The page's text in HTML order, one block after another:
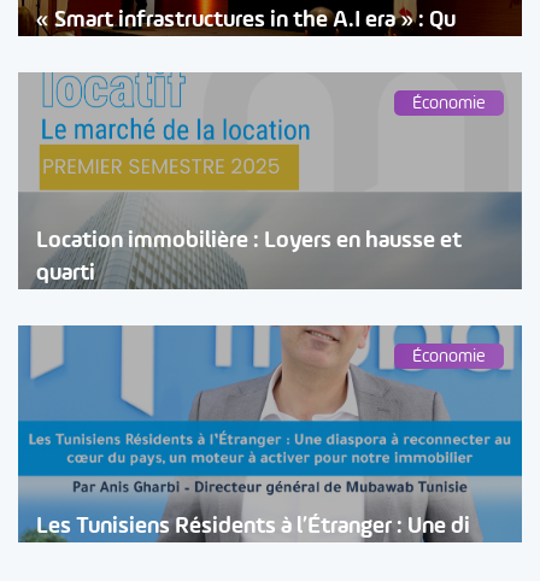
« Smart infrastructures in the A.I era » : Qu
Économie
Location immobilière : Loyers en hausse et
quarti
Économie
Les Tunisiens Résidents à l’Étranger : Une di